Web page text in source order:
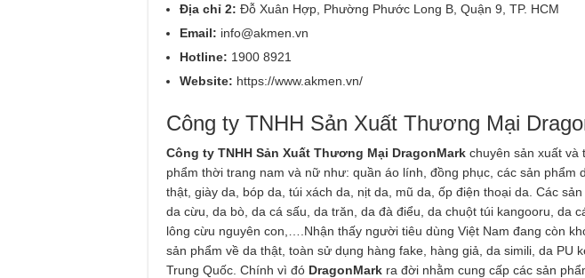
Địa chỉ 2: Đỗ Xuân Hợp, Phường Phước Long B, Quận 9, TP. HCM
Email: info@akmen.vn
Hotline: 1900 8921
Website: https://www.akmen.vn/
Công ty TNHH Sản Xuất Thương Mại
Công ty TNHH Sản Xuất Thương Mại DragonMark chuyên sản xuất và
phẩm thời trang nam và nữ như: quần áo lính, đồng phục, các sản phẩm
thật, giày da, bóp da, túi xách da, nịt da, mũ da, ốp điện thoại da. Các
da cừu, da bò, da cá sấu, da trăn, da đà điểu, da chuột túi kangooru, da
lông cừu nguyên con,….Nhận thấy người tiêu dùng Việt Nam đang còn
sản phẩm về da thật, toàn sử dụng hàng fake, hàng giả, da simili, da PU
Trung Quốc. Chính vì đó DragonMark ra đời nhằm cung cấp các sản